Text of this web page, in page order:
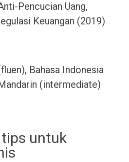
Pencucian Uang,
Keuangan (2019)
Bahasa Indonesia
(intermediate)
untuk